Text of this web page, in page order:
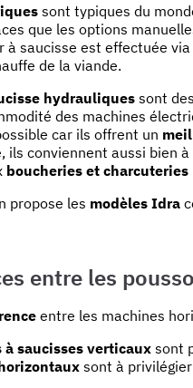
sont typiques du
que les options
à saucisse est effectuée via
de la viande.
hydrauliquessont
des machines
car ils offrent un
ils conviennent aussi bien à
boucheries et
propose les modèles Idra
entre les
entre les machines
à saucisses verticauxsont
sont à